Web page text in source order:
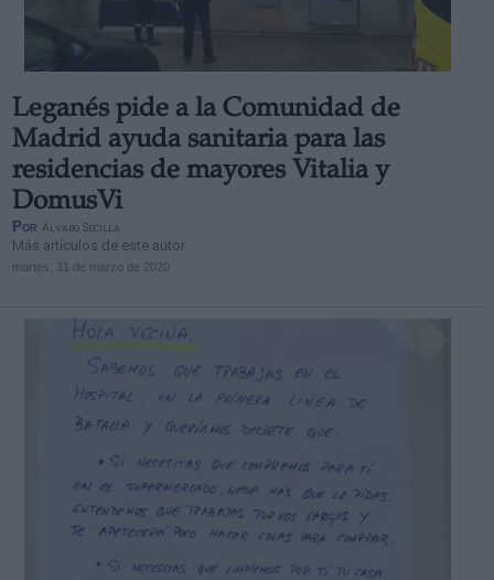
Leganés pide a la Comunidad de
Madrid ayuda sanitaria para las
residencias de mayores Vitalia y
DomusVi
Por Álvaro Secilla
Más artículos de este autor
martes, 31 de marzo de 2020